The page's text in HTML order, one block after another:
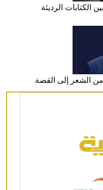
الرديئة
الشعر إلى القصة